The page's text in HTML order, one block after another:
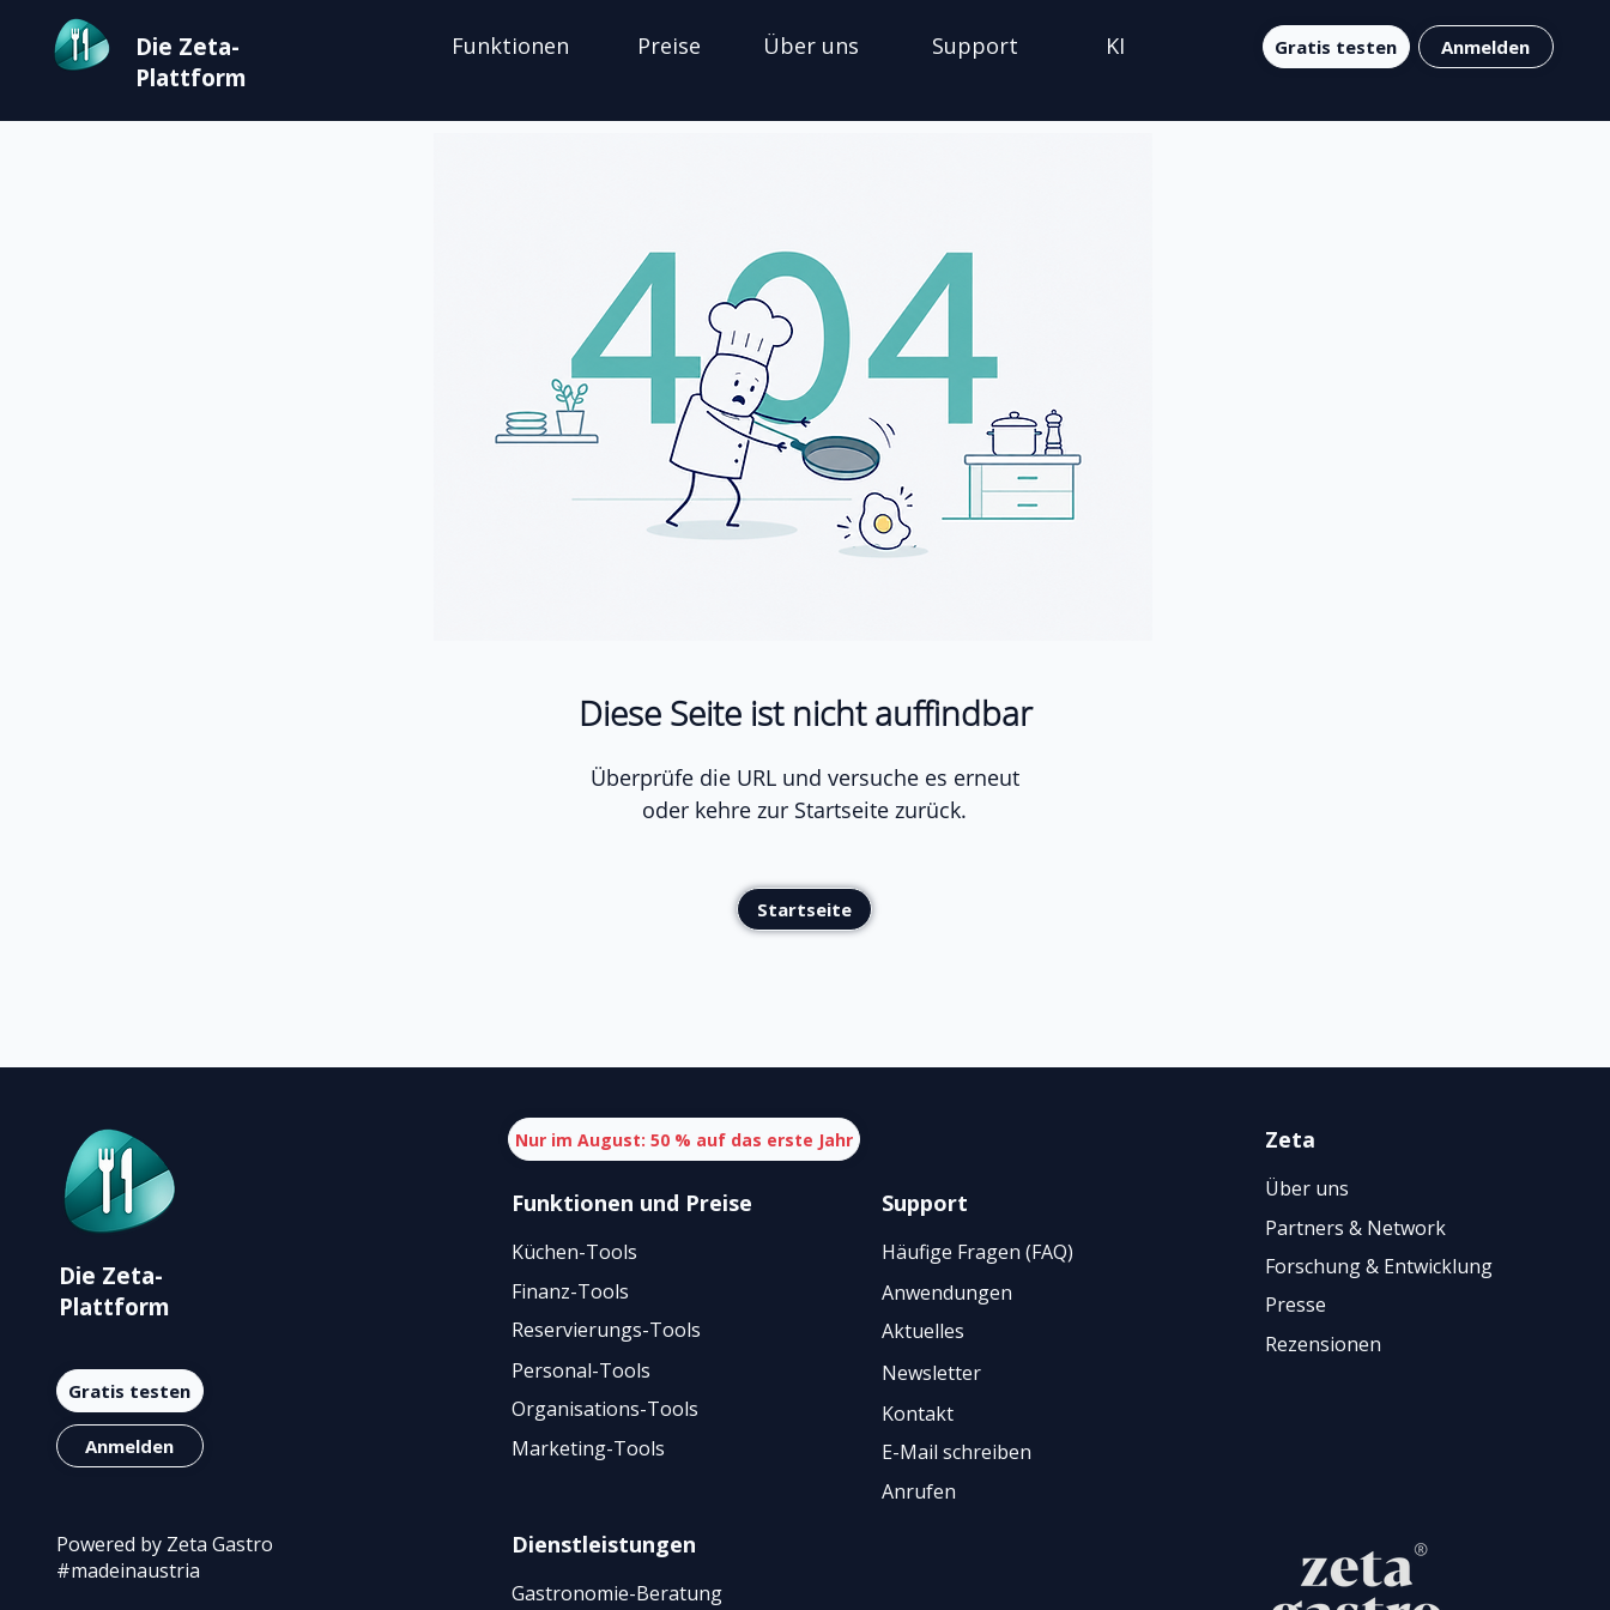
Die Zeta-
Plattform
Funktionen Preise Über uns Support KI Gratis testen Anmelden
Diese Seite ist nicht auffindbar
Überprüfe die URL und versuche es erneut
oder kehre zur Startseite zurück.
Startseite
Die Zeta-
Plattform
Gratis testen
Anmelden
Powered by Zeta Gastro
#madeinaustria
Nur im August: 50 % auf das erste Jahr
Funktionen und Preise
Küchen-Tools
Support
Häufige Fragen (FAQ)
Finanz-Tools
Reservierungs-Tools
Personal-Tools
Organisations-Tools
Marketing-Tools
Aktuelles
Newsletter
Kontakt
E-Mail schreiben
Anrufen
Dienstleistungen
Gastronomie-Beratung
Zeta
Über uns
Partners & Network
Forschung & Entwicklung
Presse
Rezensionen
Anwendungen